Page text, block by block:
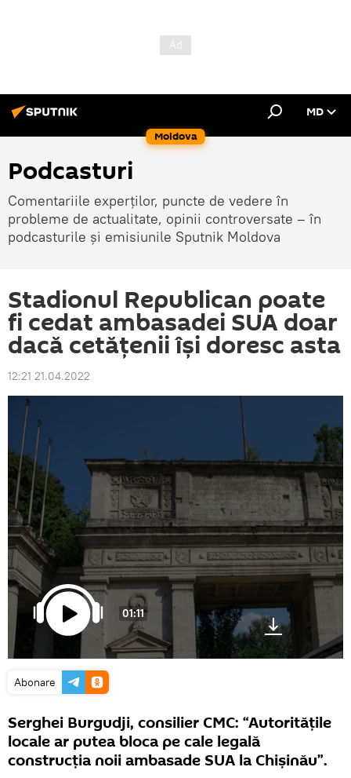
Moldova
MD
Podcasturi
Comentariile experților, puncte de vedere în
probleme de actualitate, opinii controversate – în
podcasturile și emisiunile Sputnik Moldova
Stadionul Republican poate
fi cedat ambasadei SUA doar
dacă cetățenii își doresc asta
12:21 21.04.2022
01:11
Abonare
Serghei Burgudji, consilier CMC: “Autoritățile
locale ar putea bloca pe cale legală
construcția noii ambasade SUA la Chișinău”.